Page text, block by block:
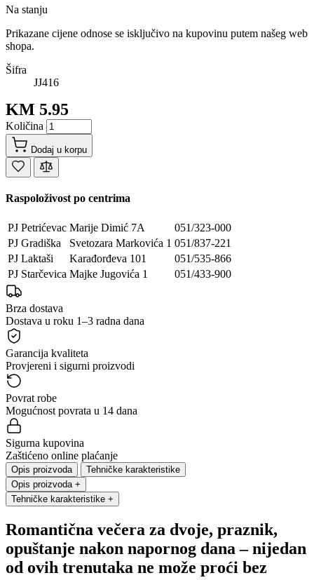
Na stanju
Prikazane cijene odnose se isključivo na kupovinu putem našeg web
shopa.
Šifra
JJ416
KM 5.95
Količina
Dodaj u korpu
Raspoloživost po centrima
PJ Petrićevac Marije Dimić 7A
051/323-000
PJ Gradiška
Svetozara Markovića 1 051/837-221
PJ Laktaši
Karađorđeva 101
051/535-866
PJ Starčevica Majke Jugovića 1 051/433-900
Brza dostava
Dostava u roku 1–3 radna dana
Garancija kvaliteta
Provjereni i sigurni proizvodi
Povrat robe
Mogućnost povrata u 14 dana
Sigurna kupovina
Zaštićeno online plaćanje
Opis proizvoda
Tehničke karakteristike
Opis proizvoda +
Tehničke karakteristike +
Romantična večera za dvoje, praznik,
opuštanje nakon napornog dana – nijedan
od ovih trenutaka ne može proći bez